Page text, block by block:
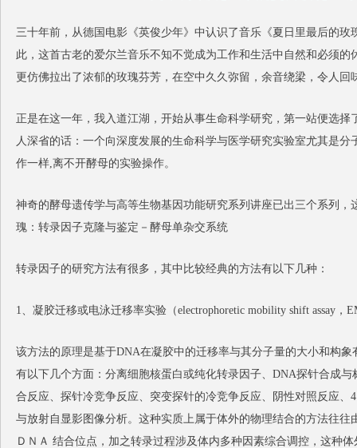
三十年前，从德国电影《英俊少年》中认识了音乐《夏日里最后的
此，这首古老的爱尔兰音乐不知不觉成为工作和生活中自然和必须
更仿佛拉出了浓郁的玫瑰芬芳，在空中久久弥留，余音绕梁，令人回
正是在这一年，我入道江湖，开始从事生命科学研究，第一站便选
人深省的话：一个向深度发展的生命科学与医学研究实验室尤其是
作一样,离不开酵母的实验操作。
神奇的酵母遗传学与高等生物基因功能研究系列讲座已出三个系列
瑰：转录因子克隆与鉴定－酵母单杂交系统
转录因子的研究方法有很多，其中比较经典的方法有以下几种：
1、凝胶迁移或电泳迁移率实验（electrophoretic mobility shift assay，
该方法的原理是基于DNA在凝胶中的迁移率与其分子量的大小和构
有以下几个方面：分离细胞核蛋白或纯化转录因子、DNA探针合成
合反应、探针冷竞争反应、突变探针的冷竞争反应、阴性对照反应
与放射自显影图像分析。这种实质上属于体外的物理结合的方法往
ＤＮＡ 结合位点，加之转录过程涉及体内多种因素综合调控，这种